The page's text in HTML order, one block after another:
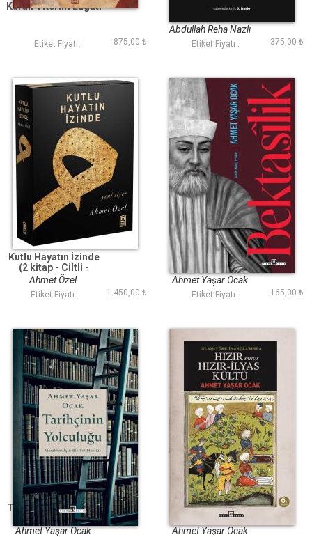
Kuran-ı Kerim Lügati
Etiket Fiyatı : 875,00 ₺
The Sistem
Abdullah Reha Nazlı
Etiket Fiyatı : 375,00 ₺
Kutlu Hayatın İzinde
(2 kitap - Ciltli -
Kutulu)
Ahmet Özel
Etiket Fiyatı : 1.450,00 ₺
Bektaşilik
Ahmet Yaşar Ocak
Etiket Fiyatı : 165,00 ₺
Tarihçinin Yolculuğu
Ahmet Yaşar Ocak
İslam Türk
İnançlarında Hızır
Yahut Hızır İlyas Kültü
Ahmet Yaşar Ocak